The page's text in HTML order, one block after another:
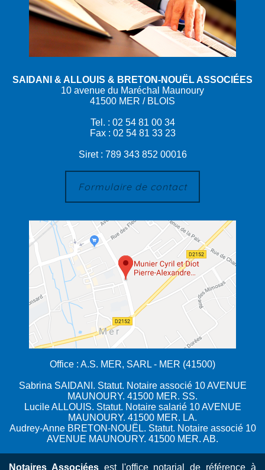
SAIDANI & ALLOUIS & BRETON-NOUËL ASSOCIÉES
10 avenue du Maréchal Maunoury
41500 MER / BLOIS
Tel. : 02 54 81 00 34
Fax : 02 54 81 33 23
Siret : 789 343 852 00016
Formulaire de contact
Office : A.S. MER, SARL - MER (41500)
Sabrina SAIDANI. Statut. Notaire associé 10 AVENUE
MAUNOURY. 41500 MER. SS.
Lucile ALLOUIS. Statut. Notaire salarié 10 AVENUE
MAUNOURY. 41500 MER. LA.
Audrey-Anne BRETON-NOUËL. Statut. Notaire associé 10
AVENUE MAUNOURY. 41500 MER. AB.
Notaires Associéesest l'office notarial de référence à